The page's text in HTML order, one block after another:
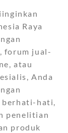
Raya
forum jual-
atau
Anda
berhati-hati,
penelitian
produk